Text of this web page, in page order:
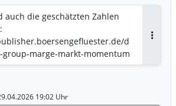
auch die geschätzten Zahlen
d
group-marge-markt-momentum
19:02 Uhr